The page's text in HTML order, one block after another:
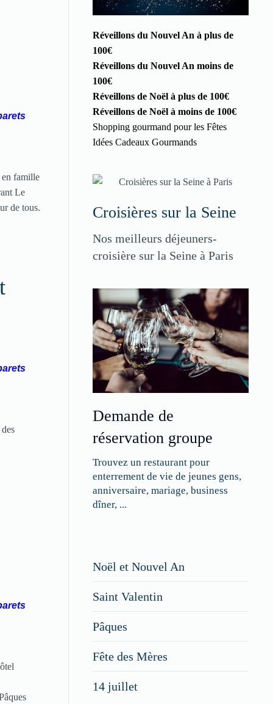
en famille
Le
de tous.
Réveillons du Nouvel An à plus de
100€
Réveillons du Nouvel An moins de
100€
Réveillons de Noël à plus de 100€
Réveillons de Noël à moins de 100€
Shopping gourmand pour les Fêtes
Idées Cadeaux Gourmands
Croisières sur la Seine
Nos meilleurs déjeuners-
croisière sur la Seine à Paris
Demande de
réservation groupe
Trouvez un restaurant pour
enterrement de vie de jeunes gens,
anniversaire, mariage, business
dîner, ...
figurer
vos
spéciaux
dans
Noël et Nouvel An
Saint Valentin
Pâques
Fête des Mères
14 juillet